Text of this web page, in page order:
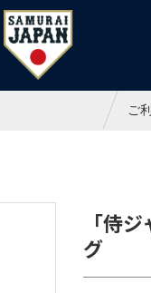
ャルオンラ
ご
「侍
グ